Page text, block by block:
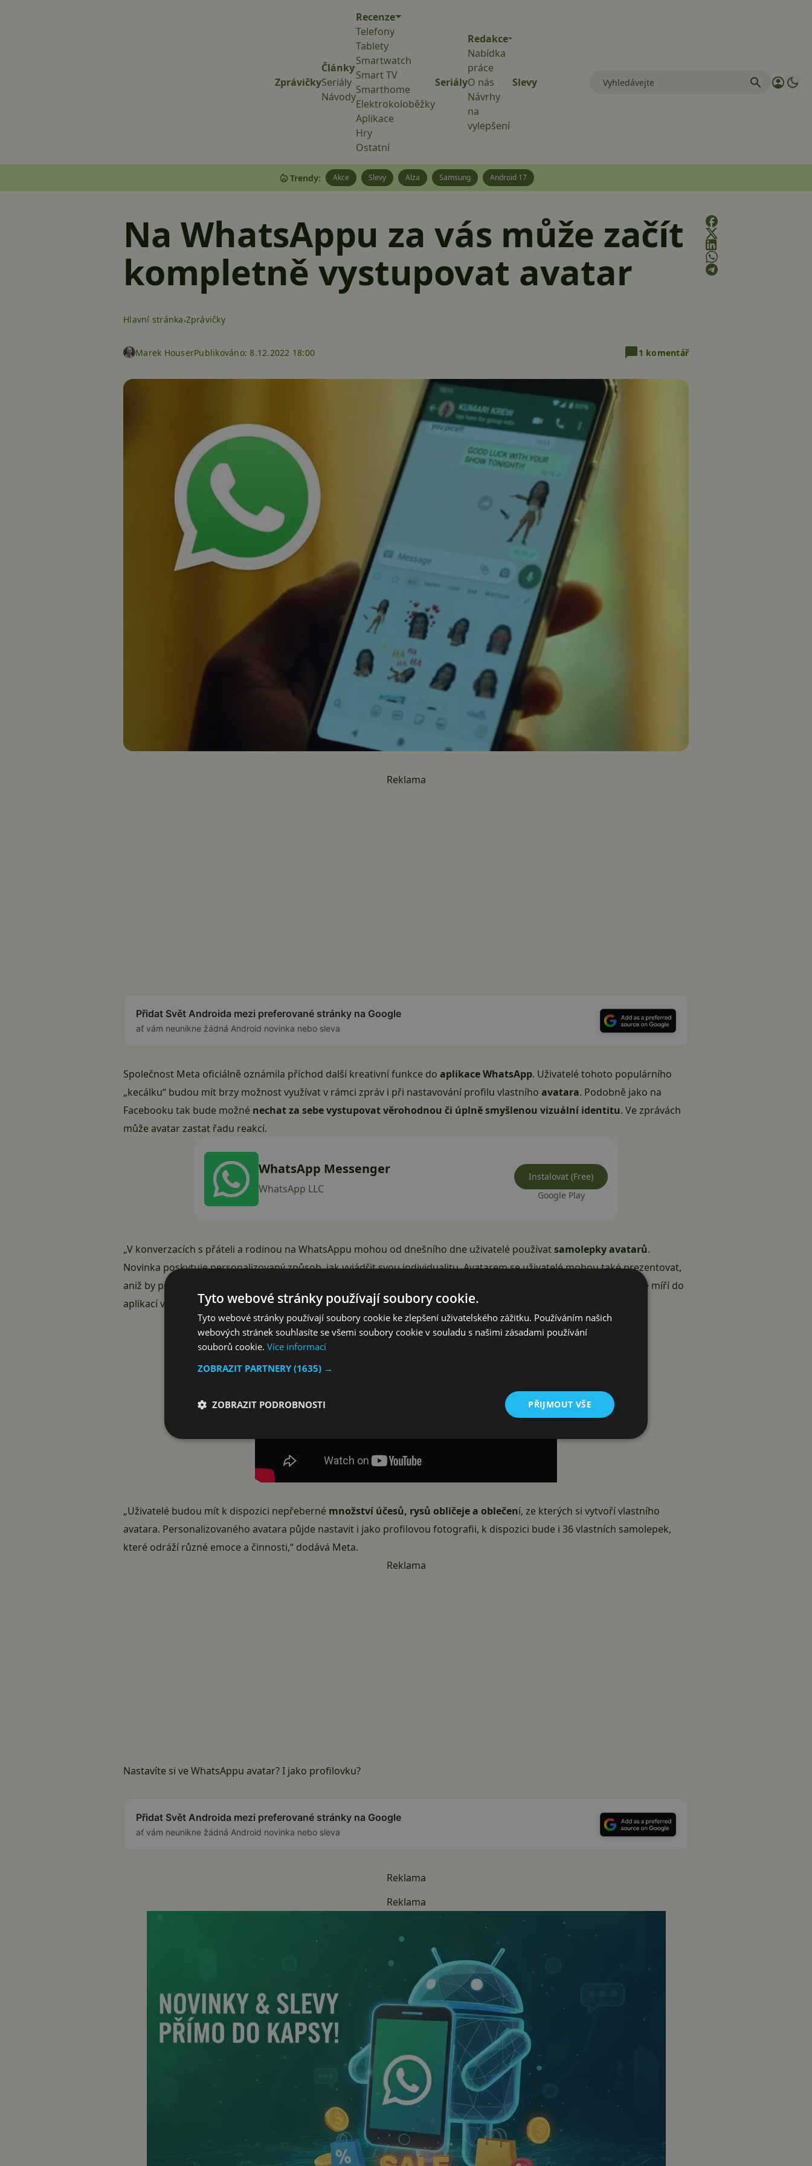
Zprávičky
Články
Seriály
Návody
Recenze
Telefony
Tablety
Smartwatch
Smart TV
Smarthome
Elektrokoloběžky
Aplikace
Hry
Ostatní
Seriály
Redakce
Nabídka
práce
O nás
Návrhy
na
vylepšení
Slevy
Trendy: Akce Slevy Alza Samsung Android 17
Na WhatsAppu za vás může začít
kompletně vystupovat avatar
Hlavní stránka Zprávičky
Marek HouserPublikováno:8.12.2022 18:00 1 komentář
Reklama
Přidat Svět Androida mezi preferované stránky na Google
ať vám neunikne žádná Android novinka nebo sleva
Společnost Meta oficiálně oznámila příchod další kreativní funkce do aplikace WhatsApp. Uživatelé tohoto populárního
„kecálku“ budou mít brzy možnost využívat v rámci zpráv i při nastavování profilu vlastního avatara. Podobně jako na
Facebooku tak bude možné nechat za sebe vystupovat věrohodnou či úplně smyšlenou vizuální identitu. Ve zprávách
může avatar zastat řadu reakcí.
WhatsApp Messenger
WhatsApp LLC
Instalovat (Free)
Google Play
„V konverzacích s přáteli a rodinou na WhatsAppu mohou od dnešního dne uživatelé používatsamolepky avatarů.
Novinka poskytuje personalizovaný způsob, jak vyjádřit svou individualitu. Avatarem se uživatelé mohou také prezentovat,
aniž by použili svou skutečnou fotku, což
k novince, která už plošně míří do
aplikací v rámci aktualizace.
„Uživatelé budou mít k dispozici nepřeberné množství účesů, rysů obličeje a oblečení, ze kterých si vytvoří vlastního
avatara. Personalizovaného avatara půjde nastavit i jako profilovou fotografii, k dispozici bude i 36 vlastních samolepek,
které odráží různé emoce a činnosti,“ dodává Meta.
Reklama
Nastavíte si ve WhatsAppu avatar? I jako profilovku?
Přidat Svět Androida mezi preferované stránky na Google
ať vám neunikne žádná Android novinka nebo sleva
Reklama
Reklama
Tyto webové stránky používají soubory cookie.
Tyto webové stránky používají soubory cookie ke zlepšení uživatelského zážitku. Používáním našich
webových stránek souhlasíte se všemi soubory cookie v souladu s našimi zásadami používání
souborů cookie. Více informací
ZOBRAZIT PARTNERY(1635) →
PŘIJMOUT VŠE
ZOBRAZIT PODROBNOSTI